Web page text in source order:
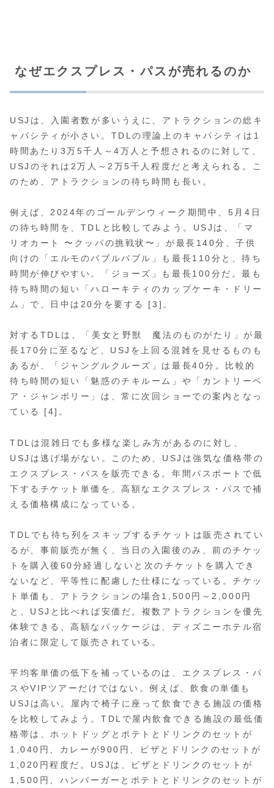
なぜエクスプレス・パスが売れるのか
USJは、入園者数が多いうえに、アトラクションの総キ
ャパシティが小さい。TDLの理論上のキャパシティは1
時間あたり3万5千人～4万人と予想されるのに対して、
USJのそれは2万人～2万5千人程度だと考えられる。こ
のため、アトラクションの待ち時間も長い。
例えば、2024年のゴールデンウィーク期間中、5月4日
の待ち時間を、TDLと比較してみよう。USJは、「マ
リオカート 〜クッパの挑戦状〜」が最長140分、子供
向けの「エルモのバブルバブル」も最長110分と、待ち
時間が伸びやすい。「ジョーズ」も最長100分だ。最も
待ち時間の短い「ハローキティのカップケーキ・ドリー
ム」で、日中は20分を要する [3]。
対するTDLは、「美女と野獣 魔法のものがたり」が最
長170分に至るなど、USJを上回る混雑を見せるものも
あるが、「ジャングルクルーズ」は最長40分。比較的
待ち時間の短い「魅惑のチキルーム」や「カントリーベ
ア・ジャンボリー」は、常に次回ショーでの案内となっ
ている [4]。
TDLは混雑日でも多様な楽しみ方があるのに対し、
USJは逃げ場がない。このため、USJは強気な価格帯の
エクスプレス・パスを販売できる。年間パスポートで低
下するチケット単価を、高額なエクスプレス・パスで補
える価格構成になっている。
TDLでも待ち列をスキップするチケットは販売されてい
るが、事前販売が無く、当日の入園後のみ、前のチケッ
トを購入後60分経過しないと次のチケットを購入でき
ないなど、平等性に配慮した仕様になっている。チケッ
ト単価も、アトラクションの場合1,500円～2,000円
と、USJと比べれば安価だ。複数アトラクションを優先
体験できる、高額なパッケージは、ディズニーホテル宿
泊者に限定して販売されている。
平均客単価の低下を補っているのは、エクスプレス・パ
スやVIPツアーだけではない。例えば、飲食の単価も
USJは高い。屋内で椅子に座って飲食できる施設の価格
を比較してみよう。TDLで屋内飲食できる施設の最低価
格帯は、ホットドッグとポテトとドリンクのセットが
1,040円、カレーが900円、ピザとドリンクのセットが
1,020円程度だ。USJは、ピザとドリンクのセットが
1,500円、ハンバーガーとポテトとドリンクのセットが